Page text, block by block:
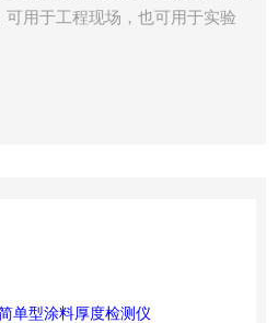
用于工程现场，也可用于实验
业、商检等检测领域；是材料保